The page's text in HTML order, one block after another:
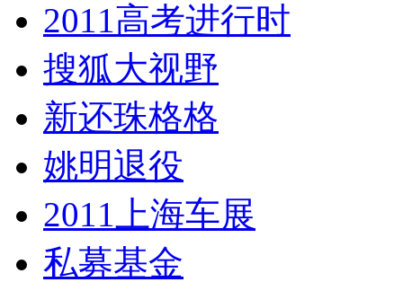
2011高考进行时
搜狐大视野
新还珠格格
姚明退役
2011上海车展
私募基金